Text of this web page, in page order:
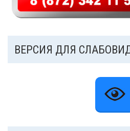
ВЕРСИЯ ДЛЯ